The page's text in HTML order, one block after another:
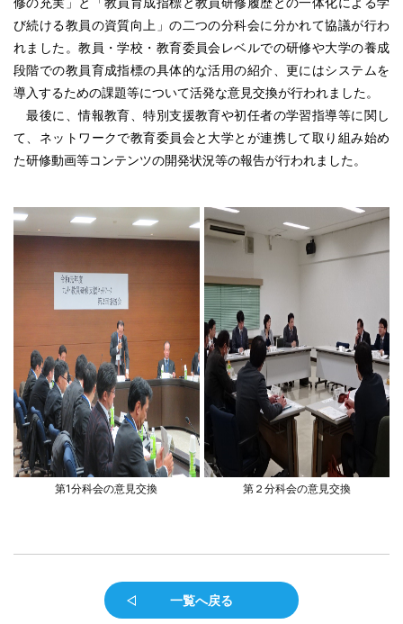
び続ける教員の資質向上」の二つの分科会に分かれて協議が行わ
れました。教員・学校・教育委員会レベルでの研修や大学の養成
段階での教員育成指標の具体的な活用の紹介、更にはシステムを
導入するための課題等について活発な意見交換が行われました。
最後に、情報教育、特別支援教育や初任者の学習指導等に関し
て、ネットワークで教育委員会と大学とが連携して取り組み始め
た研修動画等コンテンツの開発状況等の報告が行われました。
第1分科会の意見交換 第２分科会の意見交換
一覧へ戻る